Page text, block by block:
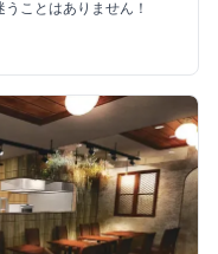
ことはありません！